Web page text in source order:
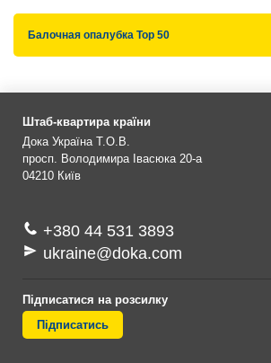
Балочная опалубка Top 50
Штаб-квартира країни
Дока Україна Т.О.В.
просп. Володимира Івасюка 20-а
04210 Київ
+380 44 531 3893
ukraine@doka.com
Підписатися на розсилку
Підписатись